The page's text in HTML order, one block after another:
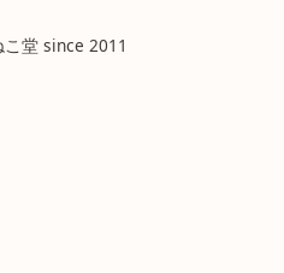
堂 since 2011